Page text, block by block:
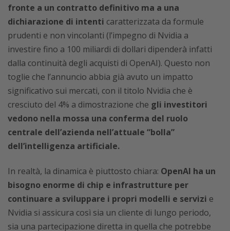
fronte a un contratto definitivo ma a una
dichiarazione di intenti caratterizzata da formule
prudenti e non vincolanti (l’impegno di Nvidia a
investire fino a 100 miliardi di dollari dipenderà infatti
dalla continuità degli acquisti di OpenAI). Questo non
toglie che l’annuncio abbia già avuto un impatto
significativo sui mercati, con il titolo Nvidia che è
cresciuto del 4% a dimostrazione che gli investitori
vedono nella mossa una conferma del ruolo
centrale dell’azienda nell’attuale “bolla”
dell’intelligenza artificiale.
In realtà, la dinamica è piuttosto chiara: OpenAI ha un
bisogno enorme di chip e infrastrutture per
continuare a sviluppare i propri modelli e servizi e
Nvidia si assicura così sia un cliente di lungo periodo,
sia una partecipazione diretta in quella che potrebbe